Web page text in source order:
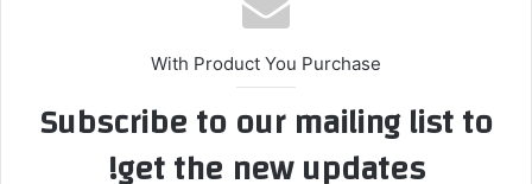
With Product You Purchase
Subscribe to our mailing list to
get the new updates!